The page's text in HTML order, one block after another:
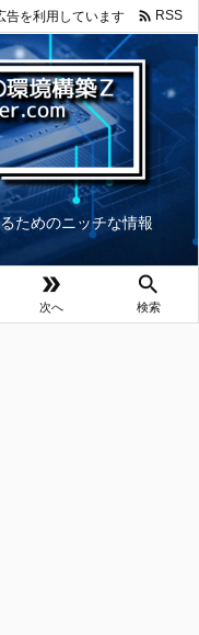
ためのニッチな情報

次へ

検索
告を利用しています  RSS